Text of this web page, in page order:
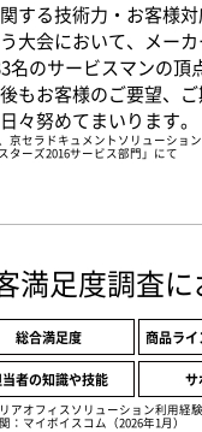
する技術力・お客様
大会において、メー
名のサービスマンの頂
もお客様のご要望、
々努めてまいります。
京セラドキュメントソリューショ
ターズ2016サービス部門」にて
満足度調査
総合満足度 商品ライ
者の知識や技能 サ
アオフィスソリューション利用経
：マイボイスコム（2026年1月）